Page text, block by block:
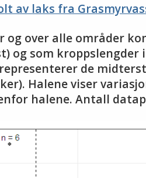
av laks fra
over alle områder
og som
de
Halene viser
halene. Antall